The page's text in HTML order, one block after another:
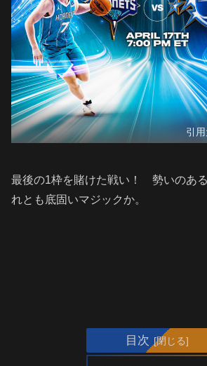
引
最後の1枠を賭けた戦い！ 勢いのあ
れとも底固いマジックか。
目次